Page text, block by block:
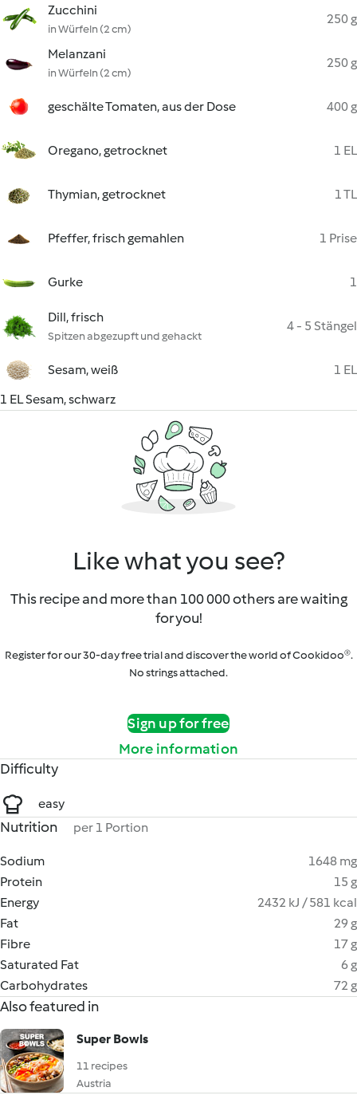
Zucchini
in Würfeln (2 cm)
250 g
Melanzani
in Würfeln (2 cm)
250 g
geschälte Tomaten, aus der Dose 400 g
Oregano, getrocknet 1 EL
Thymian, getrocknet 1 TL
Pfeffer, frisch gemahlen 1 Prise
Gurke 1
Dill, frisch
Spitzen abgezupft und gehackt
4 - 5 Stängel
Sesam, weiß
1 EL
1 EL Sesam, schwarz
Like what you see?
This recipe and more than 100 000 others are waiting
for you!
Register for our 30-day free trial and discover the world of Cookidoo®.
No strings attached.
Sign up for free
More information
Difficulty
easy
Nutrition per 1 Portion
Sodium
1648 mg
Protein
15 g
Energy
2432 kJ / 581 kcal
Fat
29 g
Fibre
17 g
Saturated Fat
6 g
Carbohydrates
72 g
Also featured in
Super Bowls
11 recipes
Austria